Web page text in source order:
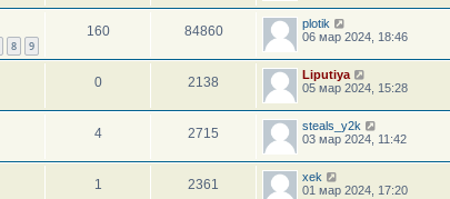
8 9
160 84860
plotik
06 мар 2024, 18:46
0 2138
Liputiya
05 мар 2024, 15:28
4 2715
steals_y2k
03 мар 2024, 11:42
1 2361
xek
01 мар 2024, 17:20